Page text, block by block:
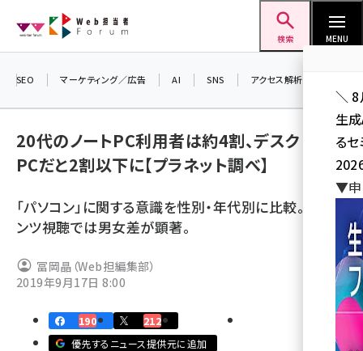
ン
検索 MENU
ai (2814)
note (2317)
z世代 (1623)
SEO マーケティング／広告 AI SNS アクセス解析／データ分析
20代のノートPC利用者は約4割、デスクトップ
PCだと2割以下に【プラネット調べ】
「パソコン」に関する意識を性別・年代別に比較。コンテ
ンツ視聴では男女差が顕著。
冨岡晶（Web担編集部）
2019年9月17日 8:00
190
212
優先するニュース提供元に追加
＼ 8
生
る
▼申